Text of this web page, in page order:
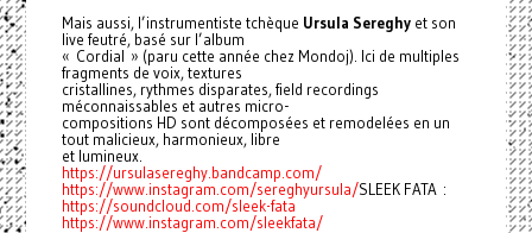
Mais aussi, l’instrumentiste tchèque Ursula Sereghyet son
live feutré, basé sur l’album
« Cordial » (paru cette année chez Mondoj). Ici de multiples
fragments de voix, textures
cristallines, rythmes disparates, field recordings
méconnaissables et autres micro-
compositions HD sont décomposées et remodelées en un
tout malicieux, harmonieux, libre
et lumineux.
https://ursulasereghy.bandcamp.com/
https://www.instagram.com/sereghyursula/SLEEK FATA :
https://soundcloud.com/sleek-fata
https://www.instagram.com/sleekfata/